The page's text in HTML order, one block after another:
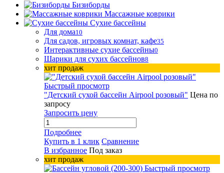
Бизиборды
Массажные коврики
Сухие бассейны
Для дома10
Для садов, игровых комнат, кафе35
Интерактивные сухие бассейны0
Шарики для сухих бассейнов8
хит продаж
Быстрый просмотр
"Детский сухой бассейн Airpool розовый" Цена по
запросу
Запросить цену
Подробнее
Купить в 1 клик Сравнение
В избранное Под заказ
хит продаж
Быстрый просмотр